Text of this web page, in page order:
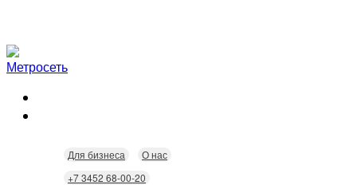
Для бизнеса
О нас
+7 3452 68-00-20